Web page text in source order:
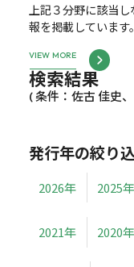
上記３分野に該当
報を掲載しています。
VIEW MORE
検索結果
( 条件：佐古 佳史
発行年の絞り
2026年 2025年
2021年 2020年